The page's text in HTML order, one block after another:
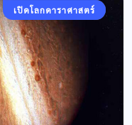
คอลัมน์ประจำ
เปิดโลกดาราศาสตร์